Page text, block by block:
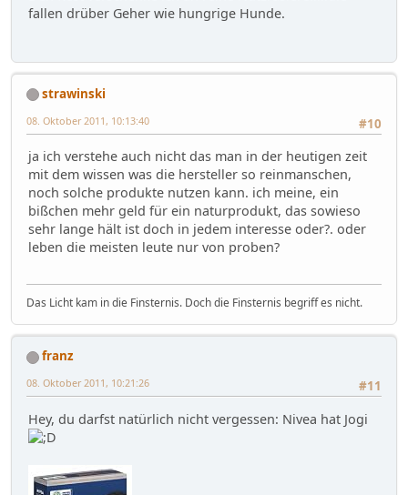
fallen drüber Geher wie hungrige Hunde.
strawinski
#10
08. Oktober 2011, 10:13:40
ja ich verstehe auch nicht das man in der heutigen zeit
mit dem wissen was die hersteller so reinmanschen,
noch solche produkte nutzen kann. ich meine, ein
bißchen mehr geld für ein naturprodukt, das sowieso
sehr lange hält ist doch in jedem interesse oder?. oder
leben die meisten leute nur von proben?
Das Licht kam in die Finsternis. Doch die Finsternis begriff es nicht.
franz
#11
08. Oktober 2011, 10:21:26
Hey, du darfst natürlich nicht vergessen: Nivea hat Jogi